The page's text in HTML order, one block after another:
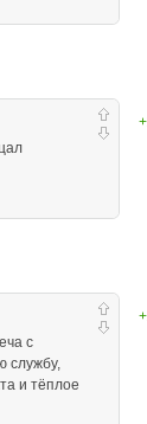
с
службу,
и тёплое